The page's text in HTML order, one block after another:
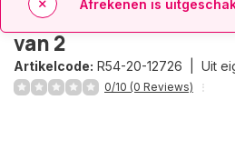
Armband
van 2
Artikelcode: R54-20-12726 | Uit
0/10 (0 Reviews)